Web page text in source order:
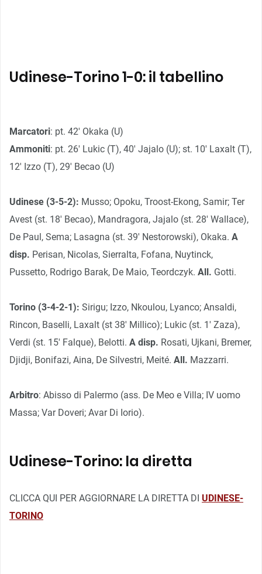
Udinese-Torino 1-0: il tabellino
Marcatori: pt. 42′ Okaka (U)
Ammoniti: pt. 26′ Lukic (T), 40′ Jajalo (U); st. 10′ Laxalt (T),
12′ Izzo (T), 29′ Becao (U)
Udinese (3-5-2): Musso; Opoku, Troost-Ekong, Samir; Ter
Avest (st. 18′ Becao), Mandragora, Jajalo (st. 28′ Wallace),
De Paul, Sema; Lasagna (st. 39′ Nestorowski), Okaka. A
disp. Perisan, Nicolas, Sierralta, Fofana, Nuytinck,
Pussetto, Rodrigo Barak, De Maio, Teordczyk. All. Gotti.
Torino (3-4-2-1): Sirigu; Izzo, Nkoulou, Lyanco; Ansaldi,
Rincon, Baselli, Laxalt (st 38′ Millico); Lukic (st. 1′ Zaza),
Verdi (st. 15′ Falque), Belotti. A disp. Rosati, Ujkani, Bremer,
Djidji, Bonifazi, Aina, De Silvestri, Meité. All. Mazzarri.
Arbitro: Abisso di Palermo (ass. De Meo e Villa; IV uomo
Massa; Var Doveri; Avar Di Iorio).
Udinese-Torino: la diretta
CLICCA QUI PER AGGIORNARE LA DIRETTA DI UDINESE-
TORINO